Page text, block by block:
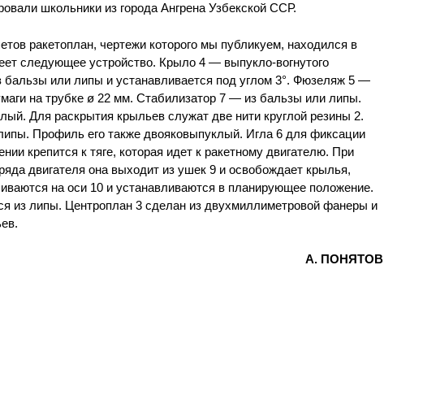
школьники из города Ангрена Узбекской ССР.
ракетоплан, чертежи которого мы публикуем, находился в
следующее устройство. Крыло 4 — выпукло-вогнутого
бальзы или липы и устанавливается под углом 3°. Фюзеляж 5 —
на трубке ø 22 мм. Стабилизатор 7 — из бальзы или липы.
Для раскрытия крыльев служат две нити круглой резины 2.
Профиль его также двояковыпуклый. Игла 6 для фиксации
крепится к тяге, которая идет к ракетному двигателю. При
двигателя она выходит из ушек 9 и освобождает крылья,
на оси 10 и устанавливаются в планирующее положение.
из липы. Центроплан 3 сделан из двухмиллиметровой фанеры и
А. ПОНЯТОВ